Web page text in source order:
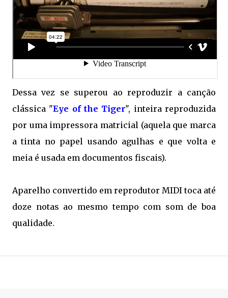
Dessa vez se superou ao reproduzir a canção
clássica "Eye of the Tiger", inteira reproduzida
por uma impressora matricial (aquela que marca
a tinta no papel usando agulhas e que volta e
meia é usada em documentos fiscais).
Aparelho convertido em reprodutor MIDI toca até
doze notas ao mesmo tempo com som de boa
qualidade.